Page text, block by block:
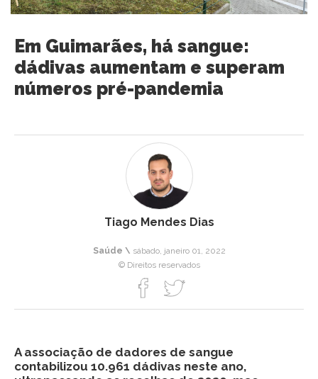
Em Guimarães, há sangue:
dádivas aumentam e superam
números pré-pandemia
Tiago Mendes Dias
Saúde \ sábado, janeiro 01, 2022
© Direitos reservados
A associação de dadores de sangue
contabilizou 10.961 dádivas neste ano,